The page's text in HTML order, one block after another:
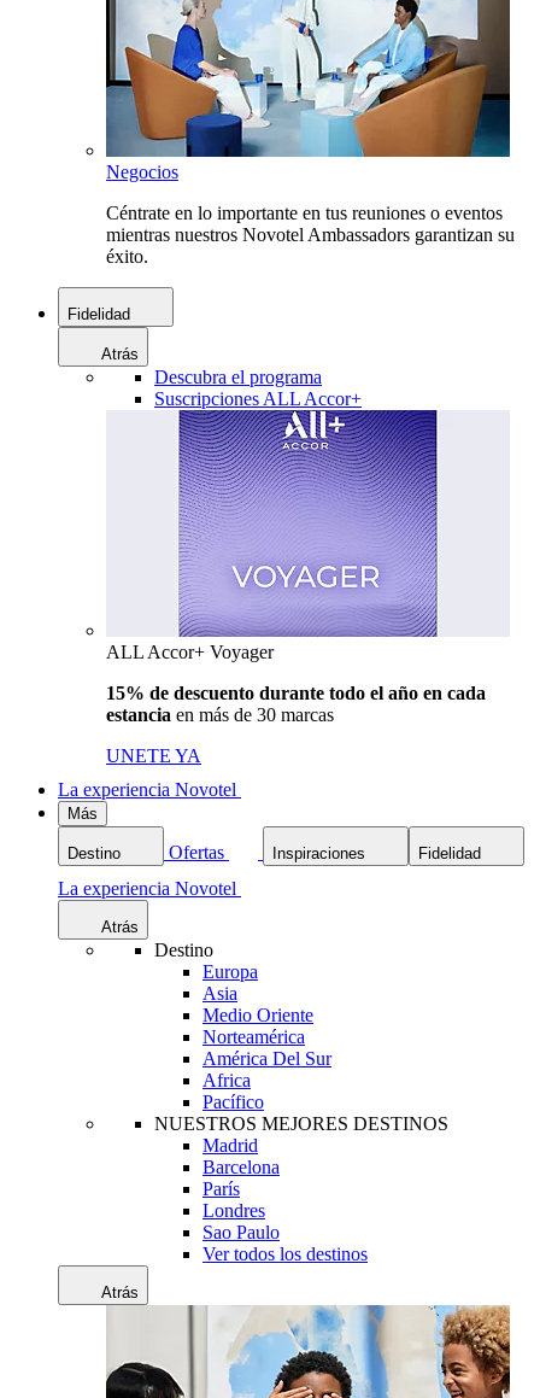
Negocios
Céntrate en lo importante en tus reuniones o eventos
mientras nuestros Novotel Ambassadors garantizan su
éxito.
Fidelidad
Atrás
Descubra el programa
Suscripciones ALL Accor+
ALL Accor+ Voyager
15% de descuento durante todo el año en cada
estancia en más de 30 marcas
UNETE YA
La experiencia Novotel
Más
Destino Ofertas Inspiraciones Fidelidad
La experiencia Novotel
Atrás
Destino
Europa
Asia
Medio Oriente
Norteamérica
América Del Sur
Africa
Pacífico
NUESTROS MEJORES DESTINOS
Madrid
Barcelona
París
Londres
Sao Paulo
Ver todos los destinos
Atrás